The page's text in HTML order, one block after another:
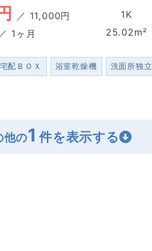
／ 11,000円
1ヶ月
1K
25.02m²
宅配ＢＯＸ 浴室乾燥機 洗面所独立
他の1